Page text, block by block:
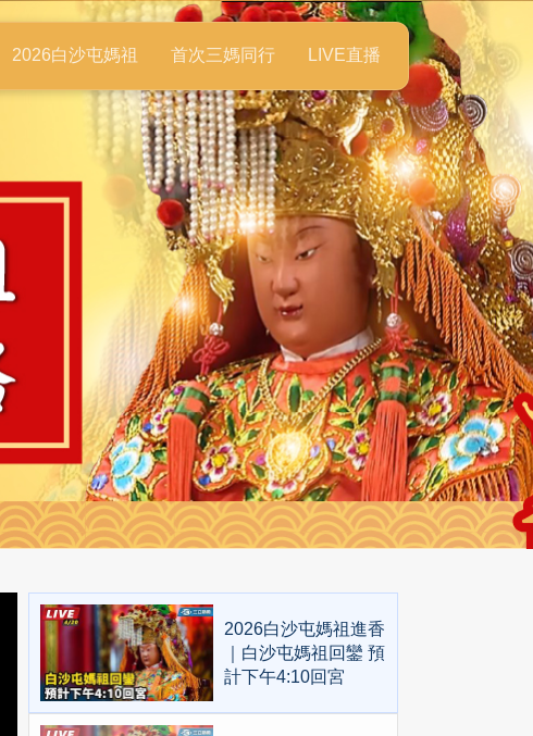
2026白沙屯媽祖 首次三媽同行 LIVE直播
2026白沙屯媽祖進香
｜白沙屯媽祖回鑾 預
計下午4:10回宮